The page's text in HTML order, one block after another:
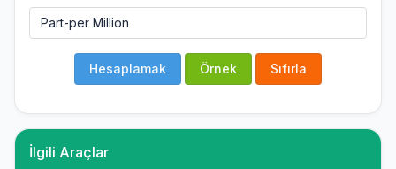
Hesaplamak Örnek Sıfırla
İlgili Araçlar